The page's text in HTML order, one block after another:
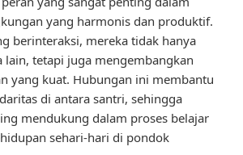
yang harmonis dan produktif.
berinteraksi, mereka tidak hanya
lain, tetapi juga mengembangkan
yang kuat. Hubungan ini membantu
di antara santri, sehingga
mendukung dalam proses belajar
sehari-hari di pondok